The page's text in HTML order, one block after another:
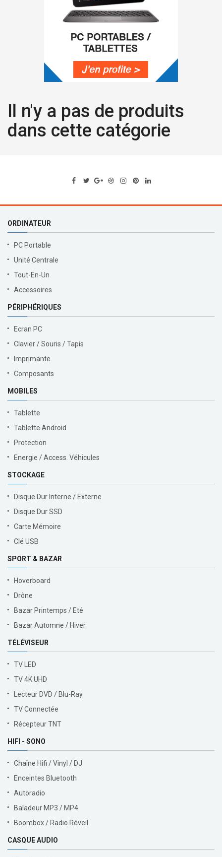
Il n'y a pas de produits
dans cette catégorie
ORDINATEUR
PC Portable
Unité Centrale
Tout-En-Un
Accessoires
PÉRIPHÉRIQUES
Ecran PC
Clavier / Souris / Tapis
Imprimante
Composants
MOBILES
Tablette
Tablette Android
Protection
Energie / Access. Véhicules
STOCKAGE
Disque Dur Interne / Externe
Disque Dur SSD
Carte Mémoire
Clé USB
SPORT & BAZAR
Hoverboard
Drône
Bazar Printemps / Eté
Bazar Automne / Hiver
TÉLÉVISEUR
TV LED
TV 4K UHD
Lecteur DVD / Blu-Ray
TV Connectée
Récepteur TNT
HIFI - SONO
Chaîne Hifi / Vinyl / DJ
Enceintes Bluetooth
Autoradio
Baladeur MP3 / MP4
Boombox / Radio Réveil
CASQUE AUDIO